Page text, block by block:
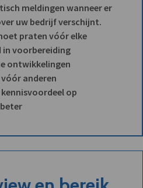
meldingen wanneer er
uw bedrijf verschijnt.
praten vóór elke
voorbereiding
ontwikkelingen
anderen
op